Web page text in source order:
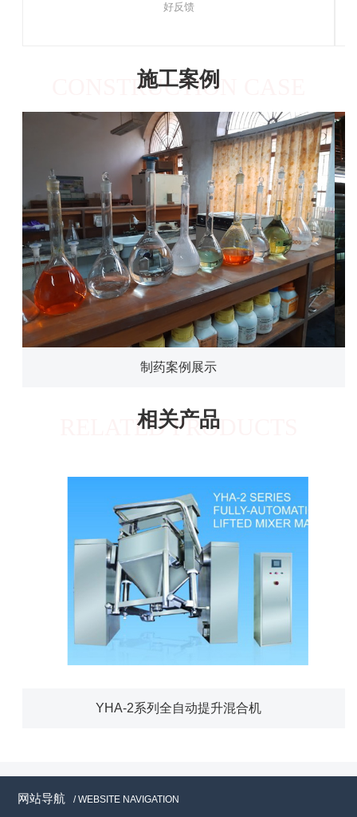
好反馈
施工案例
CONSTRUCTION CASE
制药案例展示
相关产品
RELATED PRODUCTS
YHA-2系列全自动提升混合机
网站导航 / WEBSITE NAVIGATION